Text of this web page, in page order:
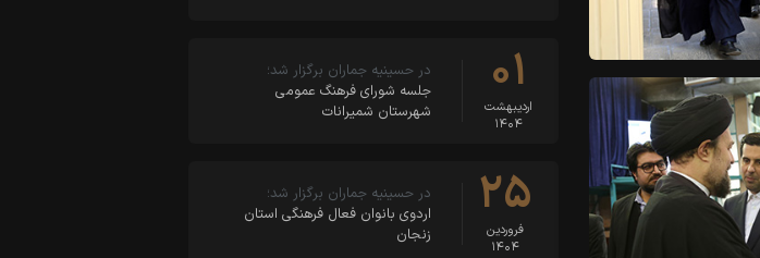
۰۱
اردیبهشت
۱۴۰۴
در حسینیه جماران برگزار شد؛
جلسه شورای فرهنگ عمومی
شهرستان شمیرانات
۲۵
فروردین
۱۴۰۴
در حسینیه جماران برگزار شد؛
اردوی بانوان فعال فرهنگی استان
زنجان